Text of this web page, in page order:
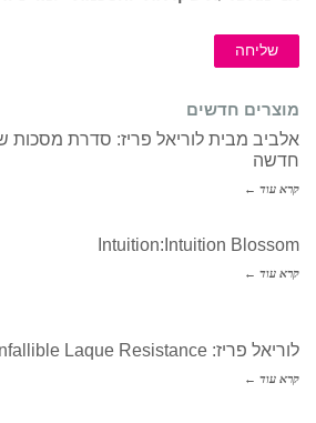
שליחה
מוצרים חדשים
אלביב מבית לוריאל פריז: סדרת מסכות
חדשה
קרא עוד ←
Intuition:Intuition Blossom
קרא עוד ←
לוריאל פריז: Infallible Laque Resistance
קרא עוד ←